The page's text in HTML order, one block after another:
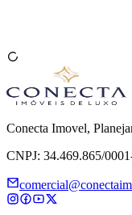
Conecta Imovel,
CNPJ: 34.469.865/